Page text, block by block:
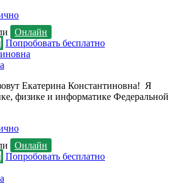
Онлайн
Попробовать бесплатно
Екатерина Константиновна! Я
физике и информатике Федеральной
Онлайн
Попробовать бесплатно